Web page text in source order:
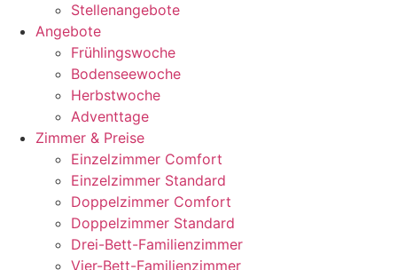
Stellenangebote
Angebote
Frühlingswoche
Bodenseewoche
Herbstwoche
Adventtage
Zimmer & Preise
Einzelzimmer Comfort
Einzelzimmer Standard
Doppelzimmer Comfort
Doppelzimmer Standard
Drei-Bett-Familienzimmer
Vier-Bett-Familienzimmer